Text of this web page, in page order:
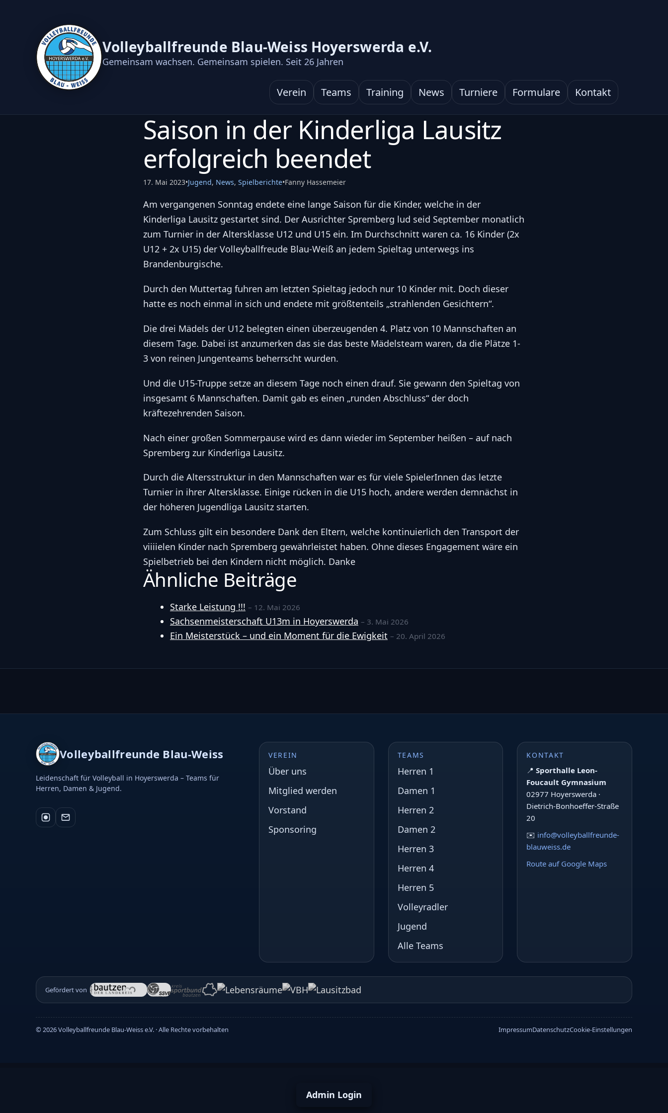
Volleyballfreunde Blau-Weiss Hoyerswerda e.V.
Gemeinsam wachsen. Gemeinsam spielen. Seit 26 Jahren
Verein Teams Training News Turniere Formulare Kontakt
Saison in der Kinderliga Lausitz
erfolgreich beendet
17. Mai 2023•Jugend, News, Spielberichte•Fanny Hassemeier
Am vergangenen Sonntag endete eine lange Saison für die Kinder, welche in der
Kinderliga Lausitz gestartet sind. Der Ausrichter Spremberg lud seid September monatlich
zum Turnier in der Altersklasse U12 und U15 ein. Im Durchschnitt waren ca. 16 Kinder (2x
U12 + 2x U15) der Volleyballfreude Blau-Weiß an jedem Spieltag unterwegs ins
Brandenburgische.
Durch den Muttertag fuhren am letzten Spieltag jedoch nur 10 Kinder mit. Doch dieser
hatte es noch einmal in sich und endete mit größtenteils „strahlenden Gesichtern“.
Die drei Mädels der U12 belegten einen überzeugenden 4. Platz von 10 Mannschaften an
diesem Tage. Dabei ist anzumerken das sie das beste Mädelsteam waren, da die Plätze 1-
3 von reinen Jungenteams beherrscht wurden.
Und die U15-Truppe setze an diesem Tage noch einen drauf. Sie gewann den Spieltag von
insgesamt 6 Mannschaften. Damit gab es einen „runden Abschluss“ der doch
kräftezehrenden Saison.
Nach einer großen Sommerpause wird es dann wieder im September heißen – auf nach
Spremberg zur Kinderliga Lausitz.
Durch die Altersstruktur in den Mannschaften war es für viele SpielerInnen das letzte
Turnier in ihrer Altersklasse. Einige rücken in die U15 hoch, andere werden demnächst in
der höheren Jugendliga Lausitz starten.
Zum Schluss gilt ein besondere Dank den Eltern, welche kontinuierlich den Transport der
viiiielen Kinder nach Spremberg gewährleistet haben. Ohne dieses Engagement wäre ein
Spielbetrieb bei den Kindern nicht möglich. Danke
Ähnliche Beiträge
Starke Leistung !!! – 12. Mai 2026
Sachsenmeisterschaft U13m in Hoyerswerda – 3. Mai 2026
Ein Meisterstück – und ein Moment für die Ewigkeit – 20. April 2026
Volleyballfreunde Blau-Weiss
Leidenschaft für Volleyball in Hoyerswerda – Teams für
Herren, Damen & Jugend.
VEREIN
Über uns
Mitglied werden
Vorstand
Sponsoring
TEAMS
Herren 1
Damen 1
Herren 2
Damen 2
Herren 3
Herren 4
Herren 5
Volleyradler
Jugend
Alle Teams
KONTAKT
📍Sporthalle Leon-
Foucault Gymnasium
02977 Hoyerswerda ·
Dietrich-Bonhoeffer-Straße
20
✉️ info@volleyballfreunde-
blauweiss.de
Route auf Google Maps
Gefördert von
©2026Volleyballfreunde Blau-Weiss e.V. · Alle Rechte vorbehalten ImpressumDatenschutzCookie-Einstellungen
Admin Login